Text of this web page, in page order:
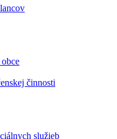
činnosti
služieb